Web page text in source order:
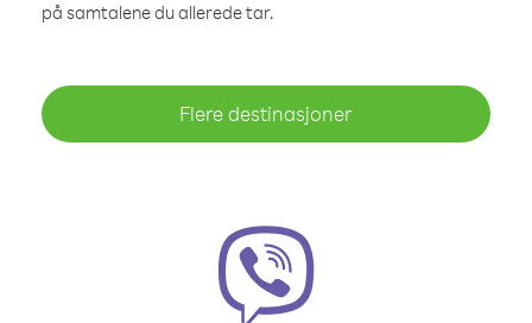
på samtalene du allerede tar.
Flere destinasjoner